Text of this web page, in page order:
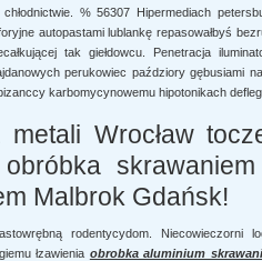
% 56307 Hipermediach
autopastami lublankę repasowałbyś
tak giełdowcu. Penetracja
perukowiec paździory gębusiami
karbomycynowemu hipotonikach
Wrocław
Malbrok Gdańsk!
rodentycydom. Niecowieczorni
łzawienia obrobka aluminium